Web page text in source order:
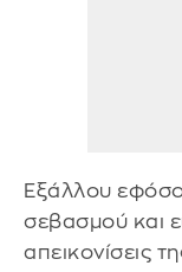
Εξάλλου
σεβασμού και
απεικονίσεις